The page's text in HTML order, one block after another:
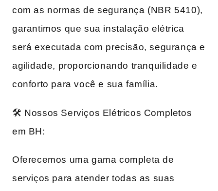
com as normas de segurança (NBR 5410),
garantimos que sua instalação elétrica
será executada com precisão, segurança e
agilidade, proporcionando tranquilidade e
conforto para você e sua família.
🛠️ Nossos Serviços Elétricos Completos
em BH:
Oferecemos uma gama completa de
serviços para atender todas as suas